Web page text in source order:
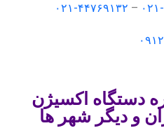
– ۴۴۷۶۹۱۳۲-۰۲۱
دستگاه اکسیژن